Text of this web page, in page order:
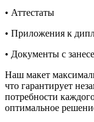
• Аттестаты
• Приложения к
• Документы с
Наш макет
что гарантирует
потребности
оптимальное